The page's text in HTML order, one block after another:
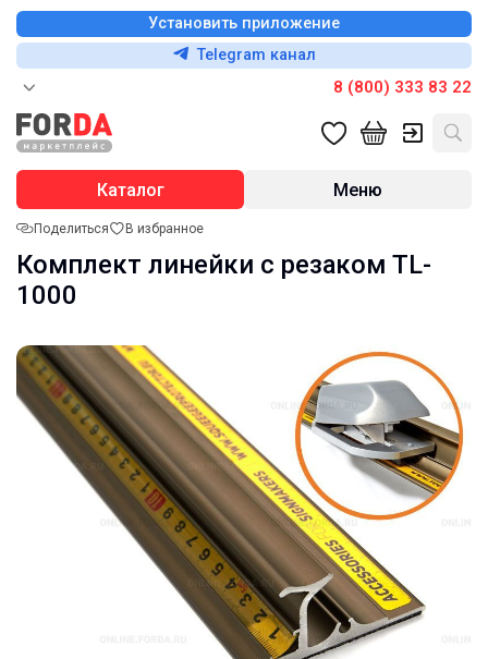
Установить приложение
Telegram канал
8 (800) 333 83 22
Каталог Меню
Поделиться В избранное
Комплект линейки с резаком TL-
1000